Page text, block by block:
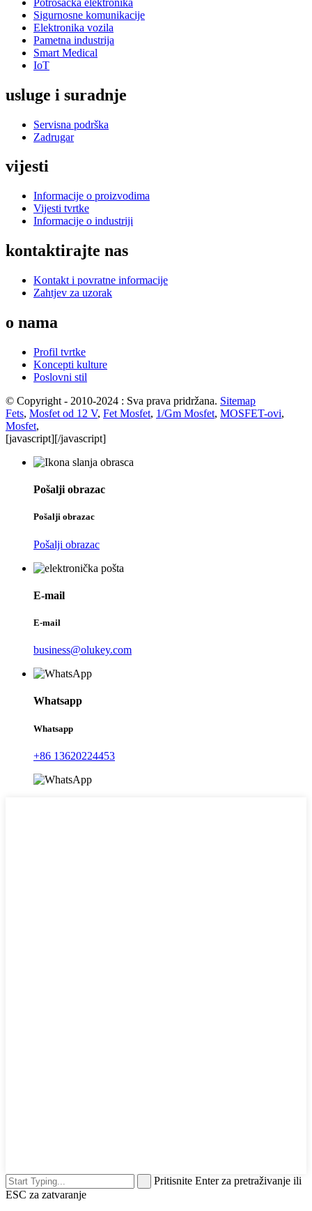
Sigurnosne komunikacije
Elektronika vozila
Pametna industrija
Smart Medical
IoT
usluge i suradnje
Servisna podrška
Zadrugar
vijesti
Informacije o proizvodima
Vijesti tvrtke
Informacije o industriji
kontaktirajte nas
Kontakt i povratne informacije
Zahtjev za uzorak
o nama
Profil tvrtke
Koncepti kulture
Poslovni stil
© Copyright - 2010-2024 : Sva prava pridržana. Sitemap
Fets, Mosfet od 12 V, Fet Mosfet, 1/Gm Mosfet, MOSFET-ovi,
Mosfet,
[javascript][/javascript]
Pošalji obrazac
Pošalji obrazac
Pošalji obrazac
E-mail
E-mail
business@olukey.com
Whatsapp
Whatsapp
+86 13620224453
Pritisnite Enter za pretraživanje ili
ESC za zatvaranje